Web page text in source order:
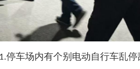
1.停车场内有个别电动自行车乱停